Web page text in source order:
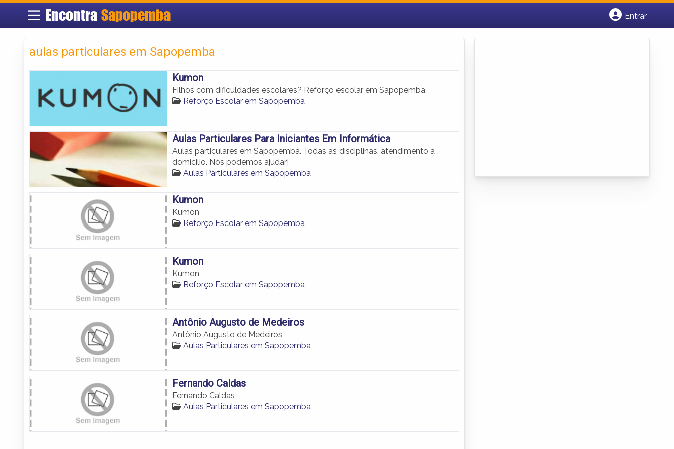
Encontra Sapopemba
Entrar
aulas particulares em Sapopemba
Kumon
Filhos com dificuldades escolares? Reforço escolar em Sapopemba.
Reforço Escolar em Sapopemba
Aulas Particulares Para Iniciantes Em Informática
Aulas particulares em Sapopemba. Todas as disciplinas, atendimento a
domicilio. Nós podemos ajudar!
Aulas Particulares em Sapopemba
Kumon
Kumon
Reforço Escolar em Sapopemba
Kumon
Kumon
Reforço Escolar em Sapopemba
Antônio Augusto de Medeiros
Antônio Augusto de Medeiros
Aulas Particulares em Sapopemba
Fernando Caldas
Fernando Caldas
Aulas Particulares em Sapopemba